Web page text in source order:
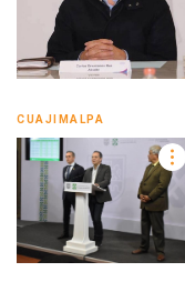
CUAJIMALPA